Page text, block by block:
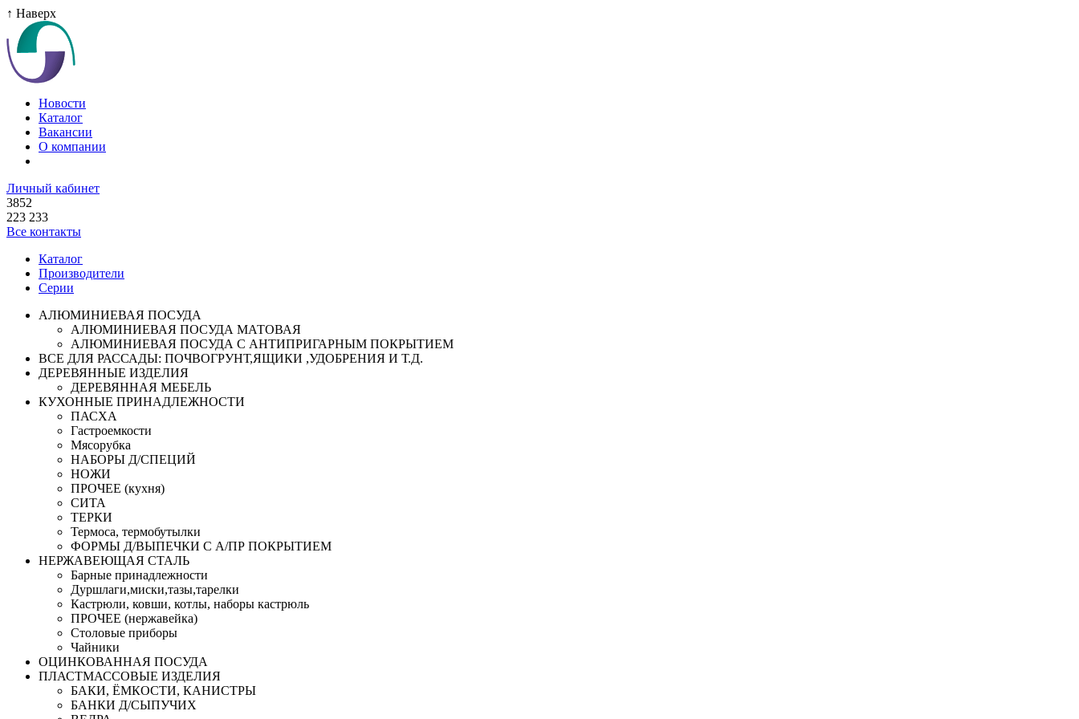
↑ Наверх
Новости
Каталог
Вакансии
О компании
Личный кабинет
3852
223 233
Все контакты
Каталог
Производители
Серии
АЛЮМИНИЕВАЯ ПОСУДА
АЛЮМИНИЕВАЯ ПОСУДА МАТОВАЯ
АЛЮМИНИЕВАЯ ПОСУДА С АНТИПРИГАРНЫМ ПОКРЫТИЕМ
ВСЕ ДЛЯ РАССАДЫ: ПОЧВОГРУНТ,ЯЩИКИ ,УДОБРЕНИЯ И Т.Д.
ДЕРЕВЯННЫЕ ИЗДЕЛИЯ
ДЕРЕВЯННАЯ МЕБЕЛЬ
КУХОННЫЕ ПРИНАДЛЕЖНОСТИ
ПАСХА
Гастроемкости
Мясорубка
НАБОРЫ Д/СПЕЦИЙ
НОЖИ
ПРОЧЕЕ (кухня)
СИТА
ТЕРКИ
Термоса, термобутылки
ФОРМЫ Д/ВЫПЕЧКИ С А/ПР ПОКРЫТИЕМ
НЕРЖАВЕЮЩАЯ СТАЛЬ
Барные принадлежности
Дуршлаги,миски,тазы,тарелки
Кастрюли, ковши, котлы, наборы кастрюль
ПРОЧЕЕ (нержавейка)
Столовые приборы
Чайники
ОЦИНКОВАННАЯ ПОСУДА
ПЛАСТМАССОВЫЕ ИЗДЕЛИЯ
БАКИ, ЁМКОСТИ, КАНИСТРЫ
БАНКИ Д/СЫПУЧИХ